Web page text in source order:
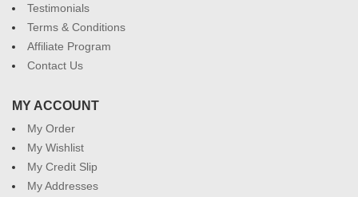
Testimonials
Terms & Conditions
Affiliate Program
Contact Us
MY ACCOUNT
My Order
My Wishlist
My Credit Slip
My Addresses